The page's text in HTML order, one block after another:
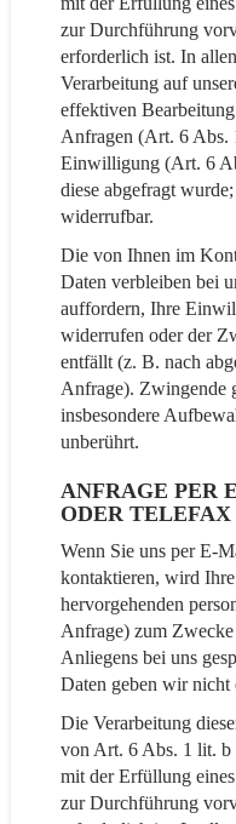
zur Durchführung
erforderlich ist. In
Verarbeitung auf
effektiven
Anfragen (Art. 6
Einwilligung (Art. 6
diese abgefragt
widerrufbar.
Die von Ihnen im
Daten verbleiben bei
auffordern, Ihre
widerrufen oder der
entfällt (z. B. nach
Anfrage). Zwingende
insbesondere
unberührt.
ANFRAGE PER
ODER TELEFAX
Wenn Sie uns per E-
kontaktieren, wird
hervorgehenden
Anfrage) zum
Anliegens bei uns
Daten geben wir
Die Verarbeitung
von Art. 6 Abs. 1 lit.
mit der Erfüllung
zur Durchführung